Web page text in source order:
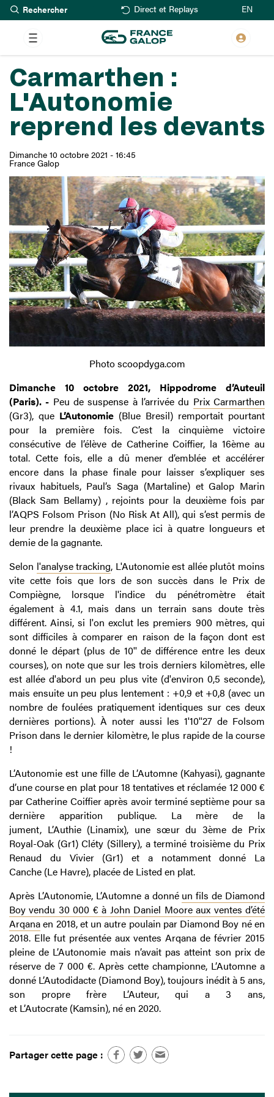
Aller
au
contenu
principal
Rechercher Direct et Replays EN
Carmarthen :
L'Autonomie
reprend les devants
Dimanche 10 octobre 2021 - 16:45
France Galop
Photo scoopdyga.com
Dimanche 10 octobre 2021, Hippodrome d’Auteuil
(Paris). - Peu de suspense à l’arrivée du Prix Carmarthen
(Gr3), que L’Autonomie (Blue Bresil) remportait pourtant
pour la première fois. C’est la cinquième victoire
consécutive de l’élève de Catherine Coiffier, la 16ème au
total. Cette fois, elle a dû mener d’emblée et accélérer
encore dans la phase finale pour laisser s’expliquer ses
rivaux habituels, Paul’s Saga (Martaline) et Galop Marin
(Black Sam Bellamy) , rejoints pour la deuxième fois par
l’AQPS Folsom Prison (No Risk At All), qui s’est permis de
leur prendre la deuxième place ici à quatre longueurs et
demie de la gagnante.
Selon l'analyse tracking, L'Autonomie est allée plutôt moins
vite cette fois que lors de son succès dans le Prix de
Compiègne, lorsque l'indice du pénétromètre était
également à 4.1, mais dans un terrain sans doute très
différent. Ainsi, si l'on exclut les premiers 900 mètres, qui
sont difficiles à comparer en raison de la façon dont est
donné le départ (plus de 10'' de différence entre les deux
courses), on note que sur les trois derniers kilomètres, elle
est allée d'abord un peu plus vite (d'environ 0,5 seconde),
mais ensuite un peu plus lentement : +0,9 et +0,8 (avec un
nombre de foulées pratiquement identiques sur ces deux
dernières portions). À noter aussi les 1'10''27 de Folsom
Prison dans le dernier kilomètre, le plus rapide de la course
!
L’Autonomie est une fille de L’Automne (Kahyasi), gagnante
d’une course en plat pour 18 tentatives et réclamée 12 000 €
par Catherine Coiffier après avoir terminé septième pour sa
dernière apparition publique. La mère de la
jument, L’Authie (Linamix), une sœur du 3ème de Prix
Royal-Oak (Gr1) Cléty (Sillery), a terminé troisième du Prix
Renaud du Vivier (Gr1) et a notamment donné La
Canche (Le Havre), placée de Listed en plat.
Après L’Autonomie, L’Automne a donné un fils de Diamond
Boy vendu 30 000 € à John Daniel Moore aux ventes d’été
Arqanaen 2018, et un autre poulain par Diamond Boy né en
2018. Elle fut présentée aux ventes Arqana de février 2015
pleine de L’Autonomie mais n’avait pas atteint son prix de
réserve de 7 000 €. Après cette championne, L’Automne a
donné L’Autodidacte (Diamond Boy), toujours inédit à 5 ans,
son propre frère L’Auteur, qui a 3 ans,
et L’Autocrate (Kamsin), né en 2020.
Partager cette page :